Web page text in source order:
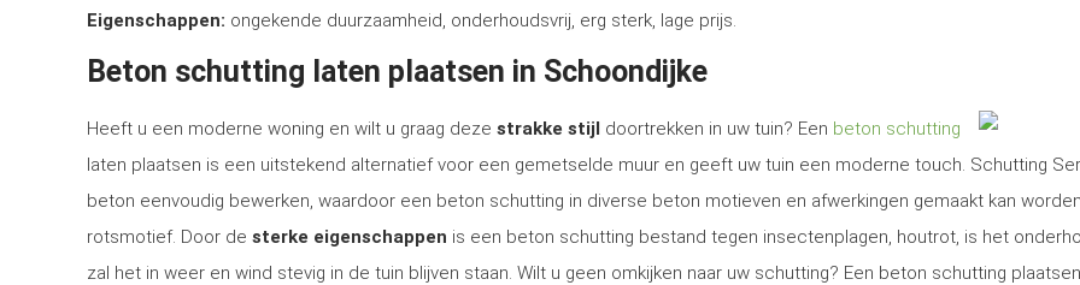
Eigenschappen: ongekende duurzaamheid, onderhoudsvrij, erg sterk, lage prijs.
Beton schutting laten plaatsen in Schoondijke
Heeft u een moderne woning en wilt u graag deze strakke stijl doortrekken in uw tuin? Een beton schutting
laten plaatsen is een uitstekend alternatief voor een gemetselde muur en geeft uw tuin een moderne touch. Schutting
beton eenvoudig bewerken, waardoor een beton schutting in diverse beton motieven en afwerkingen gemaakt kan
rotsmotief. Door de sterke eigenschappen is een beton schutting bestand tegen insectenplagen, houtrot, is het
zal het in weer en wind stevig in de tuin blijven staan. Wilt u geen omkijken naar uw schutting? Een beton schutting